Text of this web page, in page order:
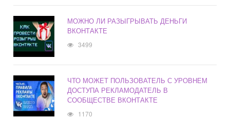
МОЖНО ЛИ РАЗЫГРЫВАТЬ ДЕНЬГИ
ВКОНТАКТЕ
3499
ЧТО МОЖЕТ ПОЛЬЗОВАТЕЛЬ С УРОВНЕМ
ДОСТУПА РЕКЛАМОДАТЕЛЬ В
СООБЩЕСТВЕ ВКОНТАКТЕ
1170